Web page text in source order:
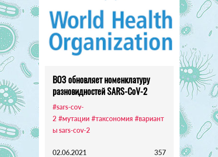
ВОЗ обновляет номенклатуру
разновидностей SARS-CoV-2
#sars-cov-
2 #мутации #таксономия #вариант
ы sars-cov-2
02.06.2021 357